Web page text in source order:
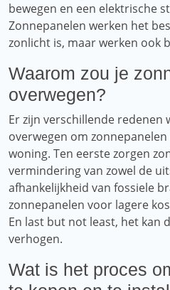
bewegen en een elektrische
Zonnepanelen werken het
zonlicht is, maar werken ook
Waarom zou je
overwegen?
Er zijn verschillende redenen
overwegen om
woning. Ten eerste zorgen
vermindering van zowel de
afhankelijkheid van fossiele
zonnepanelen voor lagere
En last but not least, het kan
verhogen.
Wat is het proces